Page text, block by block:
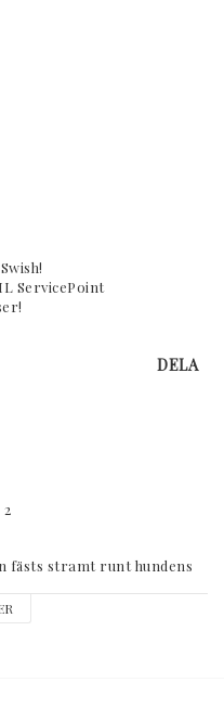
ServicePoint
DELA
fästs stramt runt hundens
invikt på baksidan av benet
extra skydd framtill.